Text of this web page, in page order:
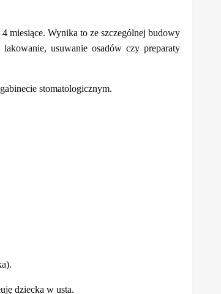
miesiące. Wynika to ze szczególnej budowy
usuwanie osadów czy preparaty
stomatologicznym.
dziecka w usta.